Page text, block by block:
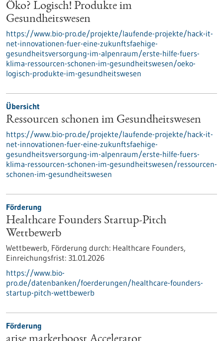
Öko? Logisch! Produkte im
Gesundheitswesen
https://www.bio-pro.de/projekte/laufende-projekte/hack-it-
net-innovationen-fuer-eine-zukunftsfaehige-
gesundheitsversorgung-im-alpenraum/erste-hilfe-fuers-
klima-ressourcen-schonen-im-gesundheitswesen/oeko-
logisch-produkte-im-gesundheitswesen
Übersicht
Ressourcen schonen im Gesundheitswesen
https://www.bio-pro.de/projekte/laufende-projekte/hack-it-
net-innovationen-fuer-eine-zukunftsfaehige-
gesundheitsversorgung-im-alpenraum/erste-hilfe-fuers-
klima-ressourcen-schonen-im-gesundheitswesen/ressourcen-
schonen-im-gesundheitswesen
Förderung
Healthcare Founders Startup-Pitch
Wettbewerb
Wettbewerb, Förderung durch: Healthcare Founders,
Einreichungsfrist: 31.01.2026
https://www.bio-
pro.de/datenbanken/foerderungen/healthcare-founders-
startup-pitch-wettbewerb
Förderung